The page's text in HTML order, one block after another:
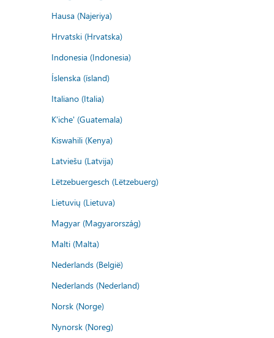
Hausa (Najeriya)
Hrvatski (Hrvatska)
Indonesia (Indonesia)
Íslenska (ísland)
Italiano (Italia)
K'iche' (Guatemala)
Kiswahili (Kenya)
Latviešu (Latvija)
Lëtzebuergesch (Lëtzebuerg)
Lietuvių (Lietuva)
Magyar (Magyarország)
Malti (Malta)
Nederlands (België)
Nederlands (Nederland)
Norsk (Norge)
Nynorsk (Noreg)